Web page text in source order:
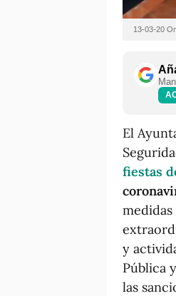
13-03-20
El
fiestas
y
Pública
las